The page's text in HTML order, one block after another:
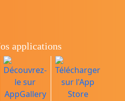
applications